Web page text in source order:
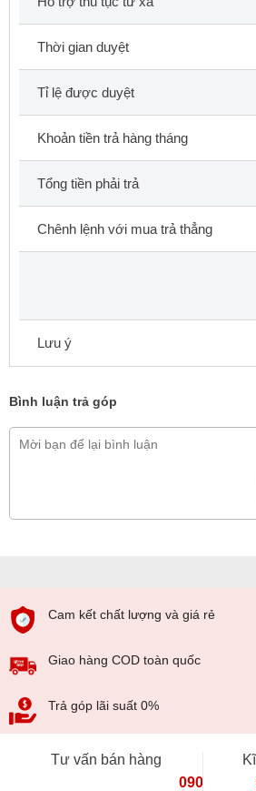
Thời gian duyệt
Tỉ lệ được duyệt
Khoản tiền trả hàng tháng
Tổng tiền phải trả
Chênh lệnh với mua trả thẳng
Lưu ý
Bình luận trả góp
Cam kết chất lượng và giá rẻ
Giao hàng COD toàn quốc
Trả góp lãi suất 0%
Tư vấn bán hàng
090 154